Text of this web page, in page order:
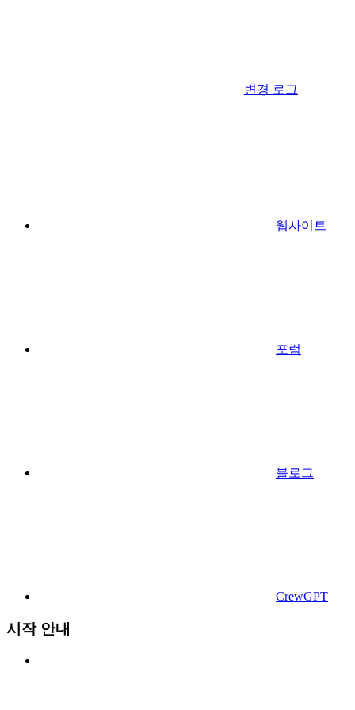
변경 로그
웹사이트
포럼
블로그
CrewGPT
시작 안내